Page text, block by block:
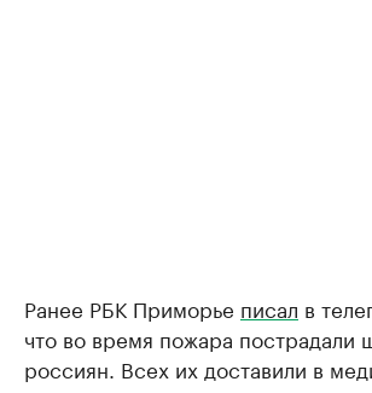
Ранее РБК Приморье писал в
что во время пожара пострадали
россиян. Всех их доставили в